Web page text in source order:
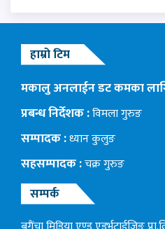
हाम्रो टिम
मकालु अनलाईन डट कमका
प्रबन्ध निर्देशक :विमला गुरुङ
सम्पादक :ध्यान कुलुङ
सहसम्पादक :चक्र गुरुङ
सम्पर्क